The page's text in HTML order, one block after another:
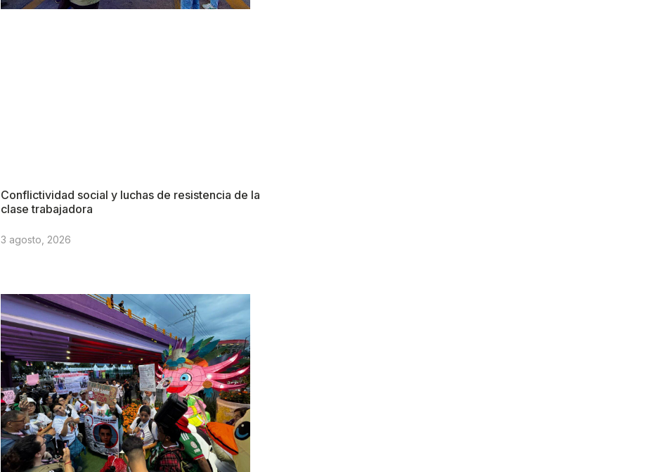
Conflictividad social y luchas de resistencia de la
clase trabajadora
3 agosto, 2026